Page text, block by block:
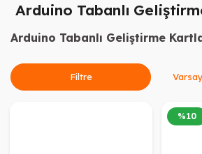
Arduino Tabanlı
Arduino Tabanlı Geliştirme
Filtre
%10